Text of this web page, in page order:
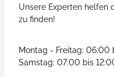
Unsere Experten helfen
zu finden!
Montag - Freitag: 06:00
Samstag: 07:00 bis